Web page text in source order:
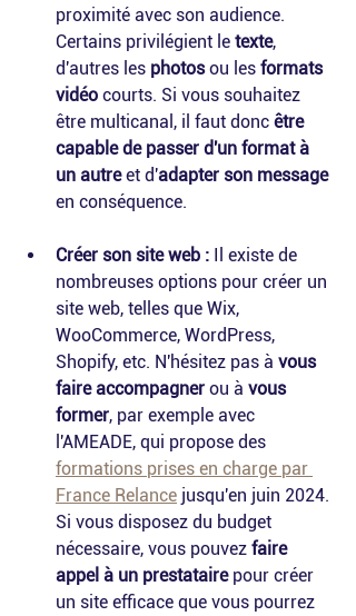
proximité avec son audience.
Certains privilégient le texte,
d'autres les photos ou les formats
vidéo courts. Si vous souhaitez
être multicanal, il faut donc être
capable de passer d'un format à
un autre et d'adapter son message
en conséquence.
Créer son site web : Il existe de
nombreuses options pour créer un
site web, telles que Wix,
WooCommerce, WordPress,
Shopify, etc. N'hésitez pas à vous
faire accompagner ou à vous
former, par exemple avec
l'AMEADE, qui propose des
formations prises en charge par
France Relance jusqu'en juin 2024.
Si vous disposez du budget
nécessaire, vous pouvez faire
appel à un prestataire pour créer
un site efficace que vous pourrez